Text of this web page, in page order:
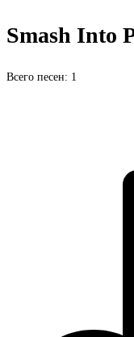
Smash Into
Всего песен: 1